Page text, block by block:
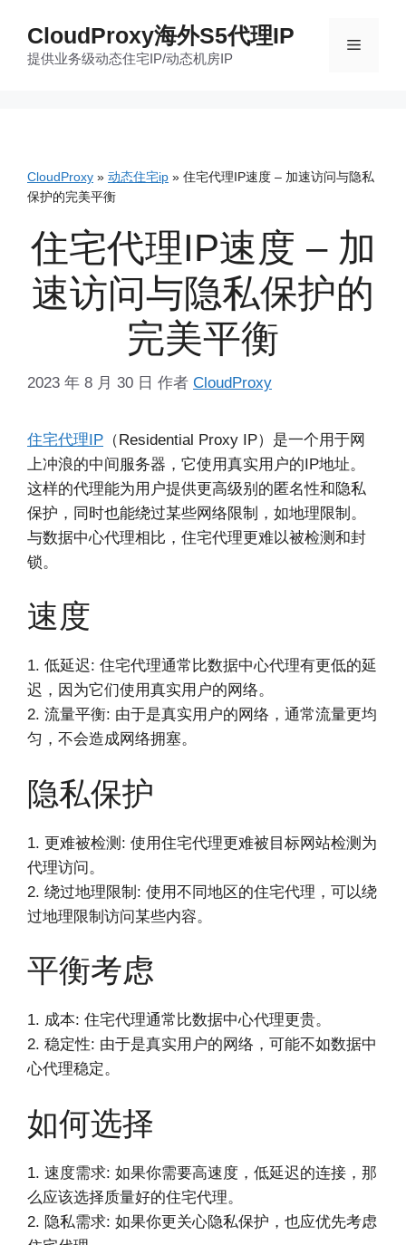
CloudProxy海外S5代理IP
提供业务级动态住宅IP/动态机房IP
菜
CloudProxy » 动态住宅ip » 住宅代理IP速度 – 加速访问与隐私
保护的完美平衡
住宅代理IP速度 – 加
速访问与隐私保护的
完美平衡
2023 年 8 月 30 日 作者 CloudProxy
住宅代理IP （Residential Proxy IP）是一个用于网
上冲浪的中间服务器，它使用真实用户的IP地址。
这样的代理能为用户提供更高级别的匿名性和隐私
保护，同时也能绕过某些网络限制，如地理限制。
与数据中心代理相比，住宅代理更难以被检测和封
锁。
速度
1. 低延迟: 住宅代理通常比数据中心代理有更低的延
迟，因为它们使用真实用户的网络。
2. 流量平衡: 由于是真实用户的网络，通常流量更均
匀，不会造成网络拥塞。
隐私保护
1. 更难被检测: 使用住宅代理更难被目标网站检测为
代理访问。
2. 绕过地理限制: 使用不同地区的住宅代理，可以绕
过地理限制访问某些内容。
平衡考虑
1. 成本: 住宅代理通常比数据中心代理更贵。
2. 稳定性: 由于是真实用户的网络，可能不如数据中
心代理稳定。
如何选择
1. 速度需求: 如果你需要高速度，低延迟的连接，那
么应该选择质量好的住宅代理。
2. 隐私需求: 如果你更关心隐私保护，也应优先考虑